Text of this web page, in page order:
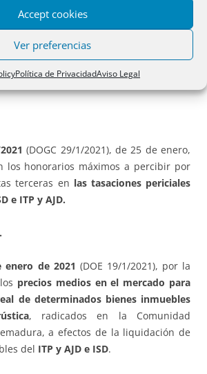
Accept cookies
Ver preferencias
Política de PrivacidadAviso Legal
NORMATIVA.
(DOGC 29/1/2021), de 25 de enero,
los honorarios máximos a percibir por
terceras en las tasaciones periciales
e ITP y AJD.
enero de 2021 (DOE 19/1/2021), por la
precios medios en el mercado para
de determinados bienes inmuebles
, radicados en la Comunidad
a efectos de la liquidación de
del ITP y AJD e ISD.